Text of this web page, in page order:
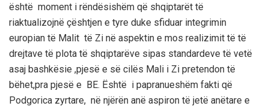
është moment i rëndësishëm që shqiptarët të
riaktualizojnë çështjen e tyre duke sfiduar integrimin
europian të Malit të Zi në aspektin e mos realizimit të të
drejtave të plota të shqiptarëve sipas standardeve të vetë
asaj bashkësie ,pjesë e së cilës Mali i Zi pretendon të
bëhet,pra pjesë e BE. Është i papranueshëm fakti që
Podgorica zyrtare, në njërën anë aspiron të jetë anëtare e